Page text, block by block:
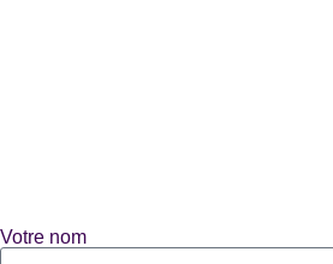
Votre nom